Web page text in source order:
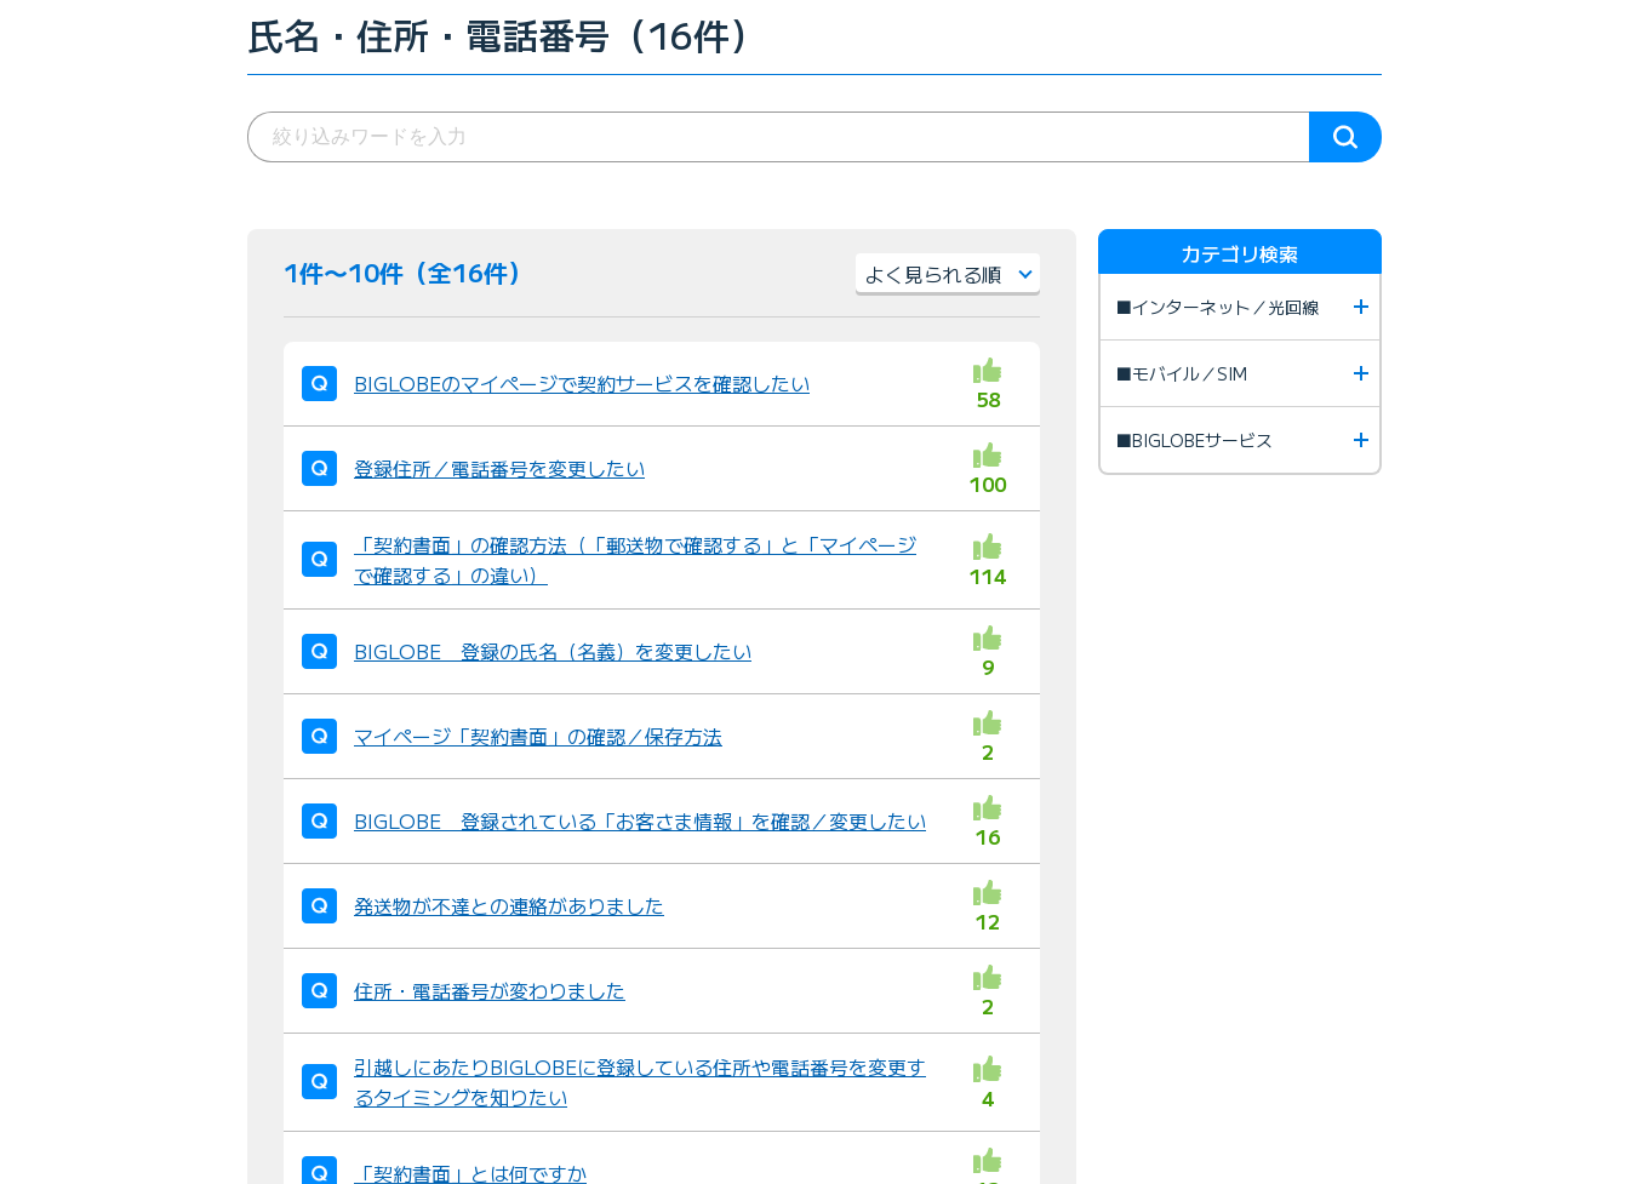
氏名・住所・電話番号（16件）
1件〜10件（全16件）
並
BIGLOBEのマイページで契約サービスを確認したい
58
登録住所／電話番号を変更したい
100
「契約書面」の確認方法（「郵送物で確認する」と「マイページ
で確認する」の違い）
114
BIGLOBE 登録の氏名（名義）を変更したい
9
マイページ「契約書面」の確認／保存方法
2
BIGLOBE 登録されている「お客さま情報」を確認／変更したい
16
発送物が不達との連絡がありました
12
住所・電話番号が変わりました
2
引越しにあたりBIGLOBEに登録している住所や電話番号を変更す
るタイミングを知りたい
4
「契約書面」とは何ですか
カテゴリ検索
■インターネット／光回線
■モバイル／SIM
■BIGLOBEサービス